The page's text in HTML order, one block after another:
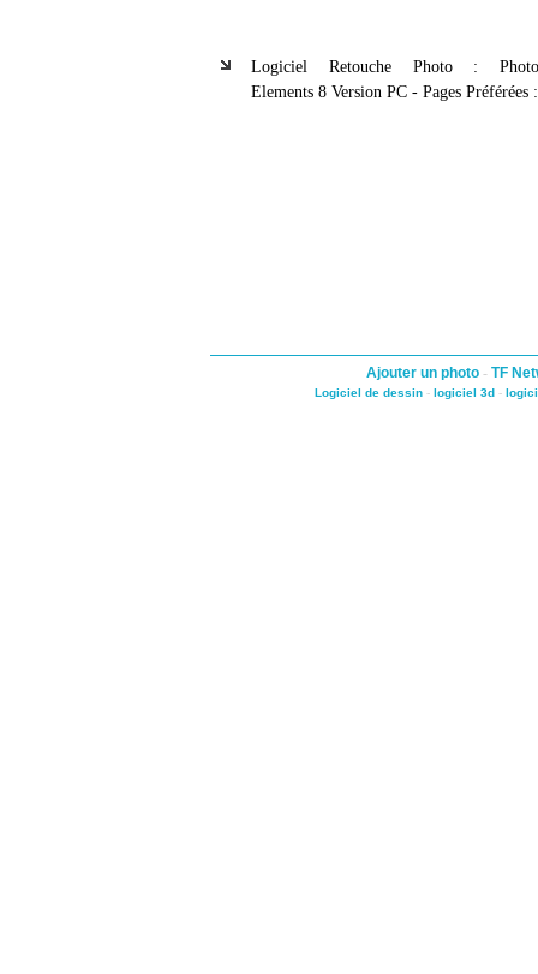
Logiciel Retouche Photo :
Elements 8 Version PC - Pages Préférées :
Ajouter un photo - TF
Logiciel de dessin - logiciel 3d -